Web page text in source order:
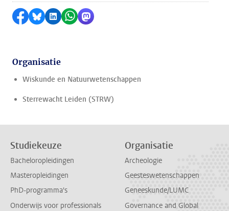
Delen op Facebook
Delen via Bluesky
Delen op LinkedIn
Delen via WhatsApp
Delen via Mastodon
Organisatie
Wiskunde en Natuurwetenschappen
Sterrewacht Leiden (STRW)
Studiekeuze
Bacheloropleidingen
Masteropleidingen
PhD-programma's
Onderwijs voor professionals
Organisatie
Archeologie
Geesteswetenschappen
Geneeskunde/LUMC
Governance and Global